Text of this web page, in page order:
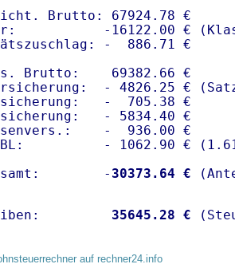
Brutto: 67924.78 €
-16122.00 €
-  886.71 €
Brutto:    69382.66 €
- 4826.25 €
-  705.38 €
- 5834.40 €
-  936.00 €
- 1062.90 € (
- 30373.64 €
35645.28 €
auf rechner24.info